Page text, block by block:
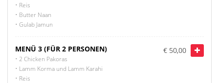
• Reis
• Butter Naan
• Gulab Jamun
MENÜ 3 (FÜR 2 PERSONEN)
• 2 Chicken Pakoras
• Lamm Korma und Lamm Karahi
• Reis
€ 50,00